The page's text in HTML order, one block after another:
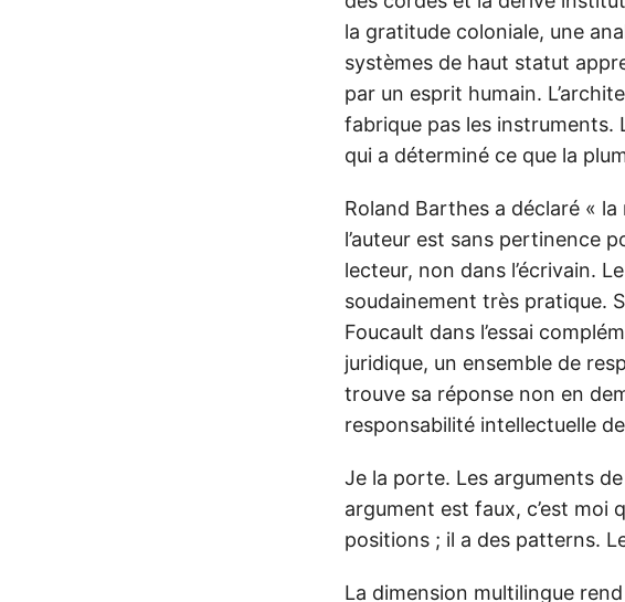
la gratitude coloniale, une
systèmes de haut statut
par un esprit humain.
fabrique pas les instruments.
qui a déterminé ce que la
Roland Barthes a déclaré « la
l’auteur est sans pertinence
lecteur, non dans l’écrivain.
soudainement très pratique.
Foucault dans l’essai
juridique, un ensemble de
trouve sa réponse non en
responsabilité intellectuelle
Je la porte. Les arguments
argument est faux, c’est moi
positions ; il a des patterns.
La dimension multilingue